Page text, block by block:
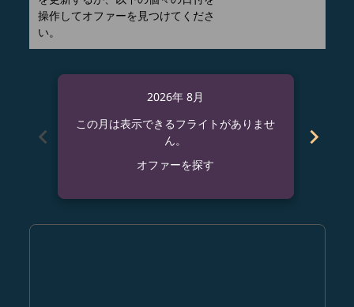
操作してオファーを見つけてくださ
い。
chevron_left
2026年 8月
この月は表示できるフライトがありませ
ん。
オファーを探す
chevron_right